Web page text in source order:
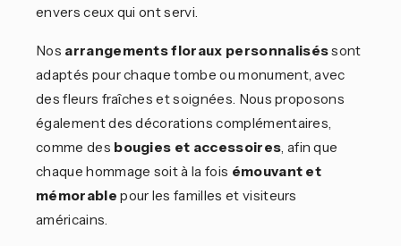
envers ceux qui ont servi.
Nos arrangements floraux personnaliséssont
adaptés pour chaque tombe ou monument, avec
des fleurs fraîches et soignées. Nous proposons
également des décorations complémentaires,
comme des bougies et accessoires, afin que
chaque hommage soit à la fois émouvant et
mémorable pour les familles et visiteurs
américains.